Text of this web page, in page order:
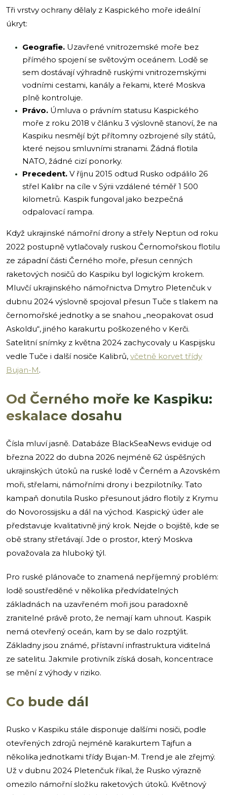
Tři vrstvy ochrany dělaly z Kaspického moře ideální
úkryt:
Geografie. Uzavřené vnitrozemské moře bez
přímého spojení se světovým oceánem. Lodě se
sem dostávají výhradně ruskými vnitrozemskými
vodními cestami, kanály a řekami, které Moskva
plně kontroluje.
Právo. Úmluva o právním statusu Kaspického
moře z roku 2018 v článku 3 výslovně stanoví, že na
Kaspiku nesmějí být přítomny ozbrojené síly států,
které nejsou smluvními stranami. Žádná flotila
NATO, žádné cizí ponorky.
Precedent. V říjnu 2015 odtud Rusko odpálilo 26
střel Kalibr na cíle v Sýrii vzdálené téměř 1 500
kilometrů. Kaspik fungoval jako bezpečná
odpalovací rampa.
Když ukrajinské námořní drony a střely Neptun od roku
2022 postupně vytlačovaly ruskou Černomořskou flotilu
ze západní části Černého moře, přesun cenných
raketových nosičů do Kaspiku byl logickým krokem.
Mluvčí ukrajinského námořnictva Dmytro Pletenčuk v
dubnu 2024 výslovně spojoval přesun Tuče s tlakem na
černomořské jednotky a se snahou „neopakovat osud
Askoldu“, jiného karakurtu poškozeného v Kerči.
Satelitní snímky z května 2024 zachycovaly u Kaspijsku
vedle Tuče i další nosiče Kalibrů, včetně korvet třídy
Bujan-M.
Od Černého moře ke Kaspiku:
eskalace dosahu
Čísla mluví jasně. Databáze BlackSeaNews eviduje od
března 2022 do dubna 2026 nejméně 62 úspěšných
ukrajinských útoků na ruské lodě v Černém a Azovském
moři, střelami, námořními drony i bezpilotníky. Tato
kampaň donutila Rusko přesunout jádro flotily z Krymu
do Novorossijsku a dál na východ. Kaspický úder ale
představuje kvalitativně jiný krok. Nejde o bojiště, kde se
obě strany střetávají. Jde o prostor, který Moskva
považovala za hluboký týl.
Pro ruské plánovače to znamená nepříjemný problém:
lodě soustředěné v několika předvídatelných
základnách na uzavřeném moři jsou paradoxně
zranitelné právě proto, že nemají kam uhnout. Kaspik
nemá otevřený oceán, kam by se dalo rozptýlit.
Základny jsou známé, přístavní infrastruktura viditelná
ze satelitu. Jakmile protivník získá dosah, koncentrace
se mění z výhody v riziko.
Co bude dál
Rusko v Kaspiku stále disponuje dalšími nosiči, podle
otevřených zdrojů nejméně karakurtem Tajfun a
několika jednotkami třídy Bujan-M. Trend je ale zřejmý.
Už v dubnu 2024 Pletenčuk říkal, že Rusko výrazně
omezilo námořní složku raketových útoků. Květnový